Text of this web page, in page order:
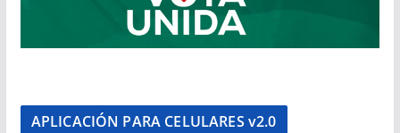
APLICACIÓN PARA CELULARES v2.0